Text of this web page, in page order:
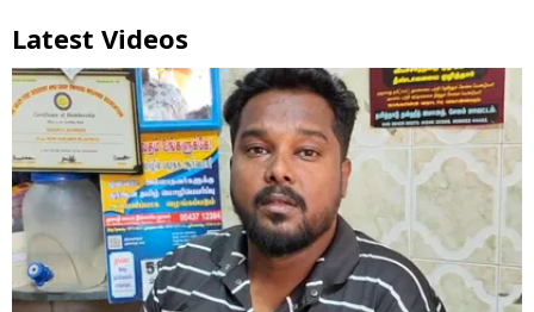
Latest Videos